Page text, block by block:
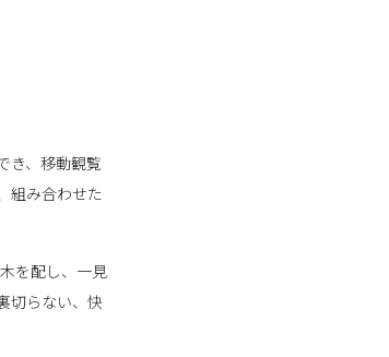
き、移動観覧
組み合わせた
を配し、一見
切らない、快